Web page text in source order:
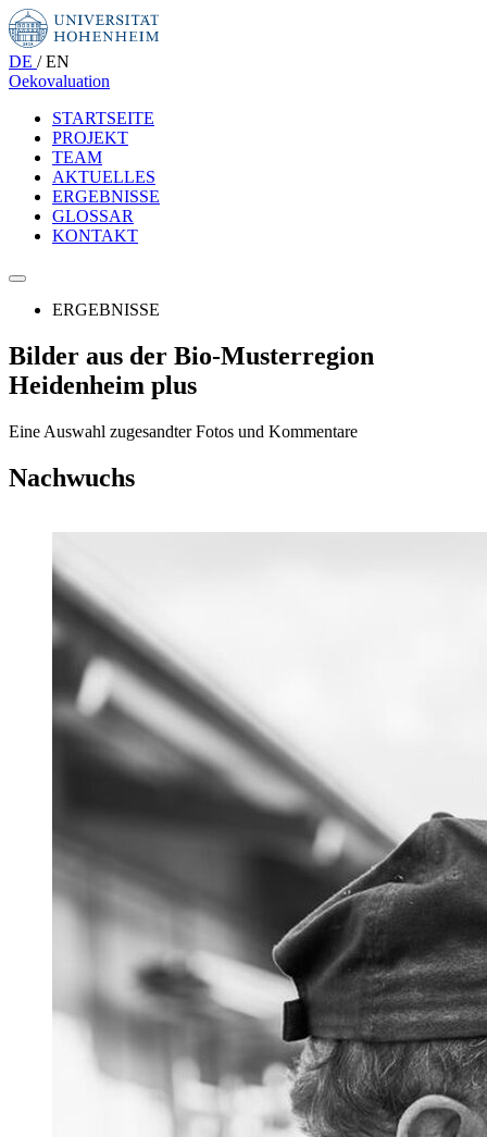
DE /EN
Oekovaluation
STARTSEITE
PROJEKT
TEAM
AKTUELLES
ERGEBNISSE
GLOSSAR
KONTAKT
ERGEBNISSE
Bilder aus der Bio-Musterregion
Heidenheim plus
Eine Auswahl zugesandter Fotos und Kommentare
Nachwuchs